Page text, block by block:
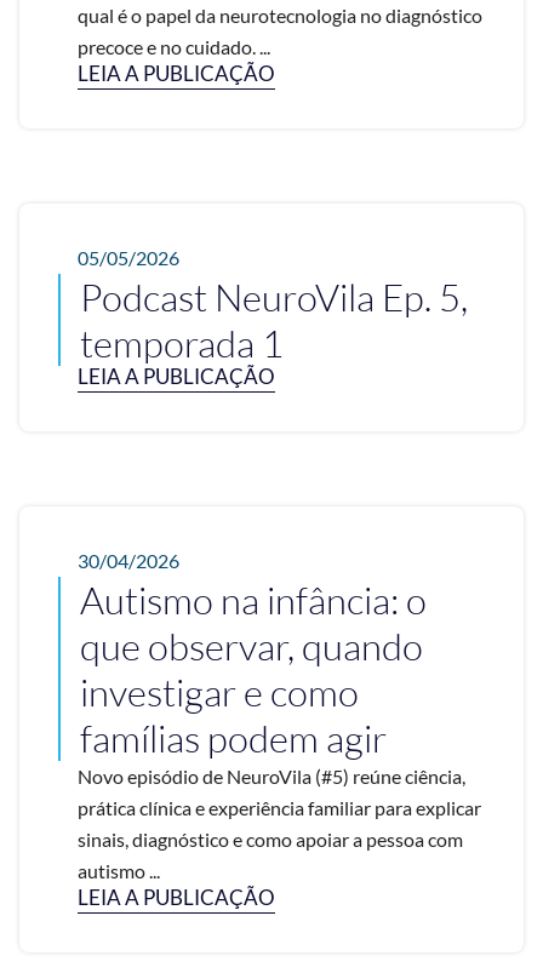
qual é o papel da neurotecnologia no diagnóstico
precoce e no cuidado. ...
LEIA A PUBLICAÇÃO
05/05/2026
Podcast NeuroVila Ep. 5,
temporada 1
LEIA A PUBLICAÇÃO
30/04/2026
Autismo na infância: o
que observar, quando
investigar e como
famílias podem agir
Novo episódio de NeuroVila (#5) reúne ciência,
prática clínica e experiência familiar para explicar
sinais, diagnóstico e como apoiar a pessoa com
autismo ...
LEIA A PUBLICAÇÃO